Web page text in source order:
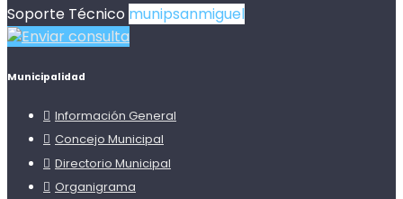
Soporte Técnico munipsanmiguel
Enviar consulta
Municipalidad
Información General
Concejo Municipal
Directorio Municipal
Organigrama